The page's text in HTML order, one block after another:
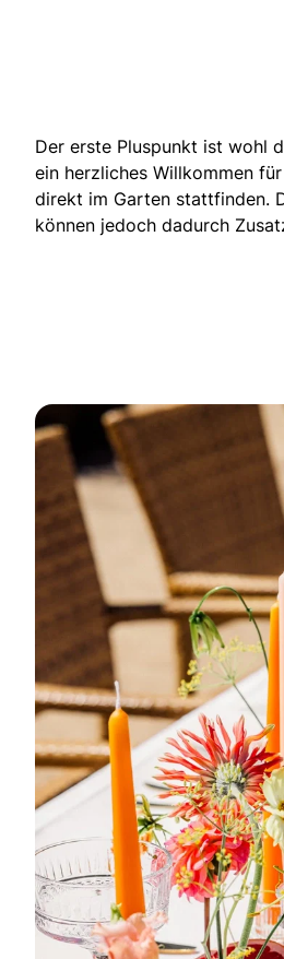
Der erste Pluspunkt ist wohl
ein herzliches Willkommen
direkt im Garten stattfinden.
können jedoch dadurch